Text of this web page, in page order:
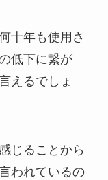
十年も使用さ
低下に繋が
えるでしょ
じることから
われているの